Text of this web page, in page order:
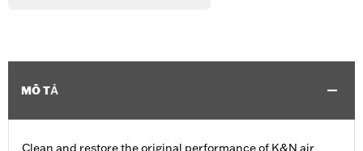
MÔ TẢ
Clean and restore the original performance of K&N air